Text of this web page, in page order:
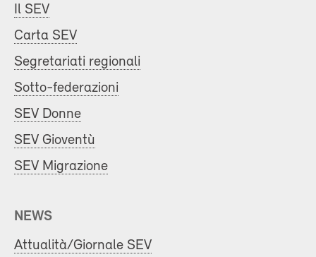
Il SEV
Carta SEV
Segretariati regionali
Sotto-federazioni
SEV Donne
SEV Gioventù
SEV Migrazione
NEWS
Attualità/Giornale SEV